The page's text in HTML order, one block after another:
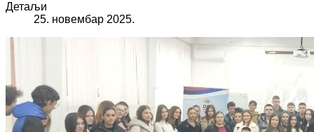
Детаљи
25. новембар 2025.